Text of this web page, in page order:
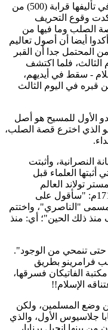
أما دائرة المعارف الكبرى - التي اشترك في تأليفها قرابة (500) من
وقوع التحريف
الصلب وما فيها من
أيضا أن أصول تعاليم
المحتمل جدا أن القبر
فلما اكتشف
- سقط في أيديهم،
في اليوم الثالث
الأول للمسيح هو أصل
اخترع قصة الصلب،
وأثبتت
العلماء قبل
المستر تولاند العالم
الإنكليزي الشهير الذي اطلع عليها سنة 1718م: "سأقول على
"الناصري"، واختتم
ذلك الحين"؛ أي: منذ
تنمحي من الوجود".
بطريق
الفاتيكان فسرقها،
الإسلام!!
المسلمين، ولكن
جلاسيوس الأول، والذي
بينها إنجيل برنابا،